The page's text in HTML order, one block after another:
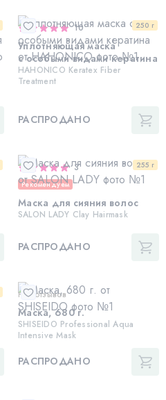
250 г
10
Уплотняющая маска
с особыми видами кератина
HAHONICO Keratex Fiber
Treatment
РАСПРОДАНО
255 г
3
Рекомендуем
Маска для сияния волос
SALON LADY Clay Hairmask
РАСПРОДАНО
Нет отзывов
Маска, 680 г.
SHISEIDO Professional Aqua
Intensive Mask
РАСПРОДАНО